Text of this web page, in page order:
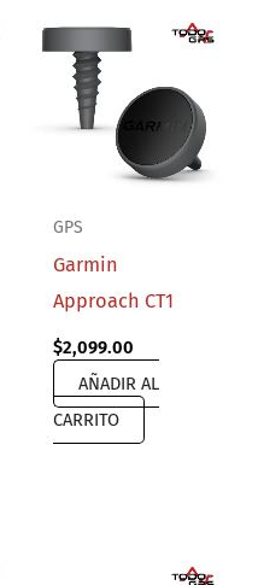
GPS
Garmin
Approach CT1
$2,099.00
AÑADIR AL
CARRITO